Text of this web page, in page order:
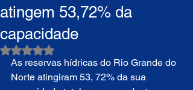
atingem 53,72% da
capacidade
Avaliado com NaN de 5 estrelas.
As reservas hídricas do Rio Grande do
Norte atingiram 53, 72% da sua